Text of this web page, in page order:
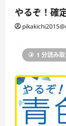
やるぞ！確
1 分読み取